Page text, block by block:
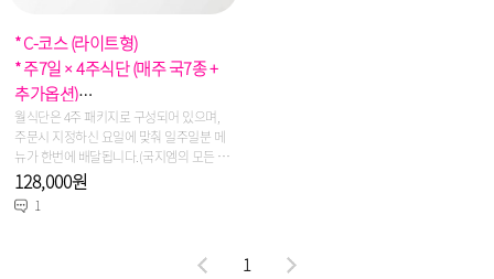
* C-코스 (라이트형)
* 주7일 × 4주식단 (매주 국7종 +
추가옵션)
* 용 량 : 2인~3인 선택주문
월식단은 4주 패키지로 구성되어 있으며,
주문시 지정하신 요일에 맞춰 일주일분 메
뉴가 한번에 배달됩니다.(국지엠의 모든 제
품은 신선냉장식이며, 당일생산/당일출고
를 원칙으로 합니다)
128,000원
1
1